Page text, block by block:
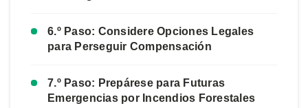
6.º Paso: Considere Opciones Legales
para Perseguir Compensación
7.º Paso: Prepárese para Futuras
Emergencias por Incendios Forestales